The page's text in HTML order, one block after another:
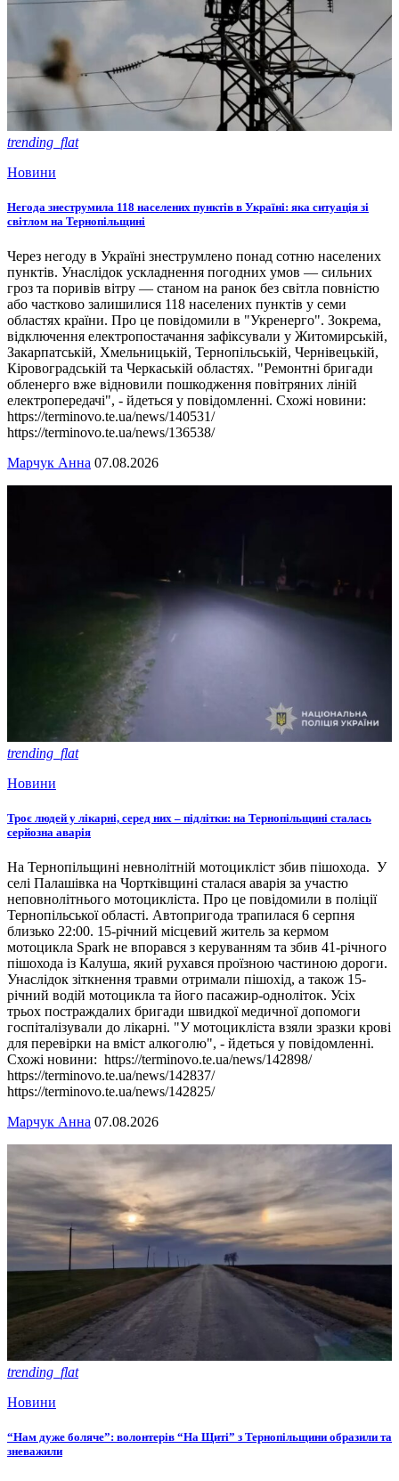
trending_flat
Новини
Негода знеструмила 118 населених пунктів в Україні: яка ситуація зі
світлом на Тернопільщині
Через негоду в Україні знеструмлено понад сотню населених
пунктів. Унаслідок ускладнення погодних умов — сильних
гроз та поривів вітру — станом на ранок без світла повністю
або частково залишилися 118 населених пунктів у семи
областях країни. Про це повідомили в "Укренерго". Зокрема,
відключення електропостачання зафіксували у Житомирській,
Закарпатській, Хмельницькій, Тернопільській, Чернівецькій,
Кіровоградській та Черкаській областях. "Ремонтні бригади
обленерго вже відновили пошкодження повітряних ліній
електропередачі", - йдеться у повідомленні. Схожі новини:
https://terminovo.te.ua/news/140531/
https://terminovo.te.ua/news/136538/
Марчук Анна 07.08.2026
trending_flat
Новини
Троє людей у лікарні, серед них – підлітки: на Тернопільщині сталась
серйозна аварія
На Тернопільщині невнолітній мотоцикліст збив пішохода. У
селі Палашівка на Чортківщині сталася аварія за участю
неповнолітнього мотоцикліста. Про це повідомили в поліції
Тернопільської області. Автопригода трапилася 6 серпня
близько 22:00. 15-річний місцевий житель за кермом
мотоцикла Spark не впорався з керуванням та збив 41-річного
пішохода із Калуша, який рухався проїзною частиною дороги.
Унаслідок зіткнення травми отримали пішохід, а також 15-
річний водій мотоцикла та його пасажир-одноліток. Усіх
трьох постраждалих бригади швидкої медичної допомоги
госпіталізували до лікарні. "У мотоцикліста взяли зразки крові
для перевірки на вміст алкоголю", - йдеться у повідомленні.
Схожі новини: https://terminovo.te.ua/news/142898/
https://terminovo.te.ua/news/142837/
https://terminovo.te.ua/news/142825/
Марчук Анна 07.08.2026
trending_flat
Новини
“Нам дуже боляче”: волонтерів “На Щиті” з Тернопільщини образили та
зневажили